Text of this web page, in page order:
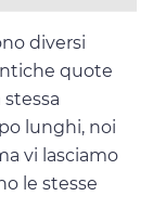
diversi
quote
lunghi, noi
vi lasciamo
le stesse